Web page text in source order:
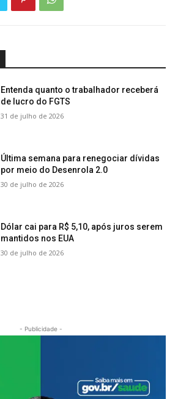
Entenda quanto o trabalhador receberá
de lucro do FGTS
31 de julho de 2026
Última semana para renegociar dívidas
por meio do Desenrola 2.0
30 de julho de 2026
Dólar cai para R$ 5,10, após juros serem
mantidos nos EUA
30 de julho de 2026
- Publicidade -